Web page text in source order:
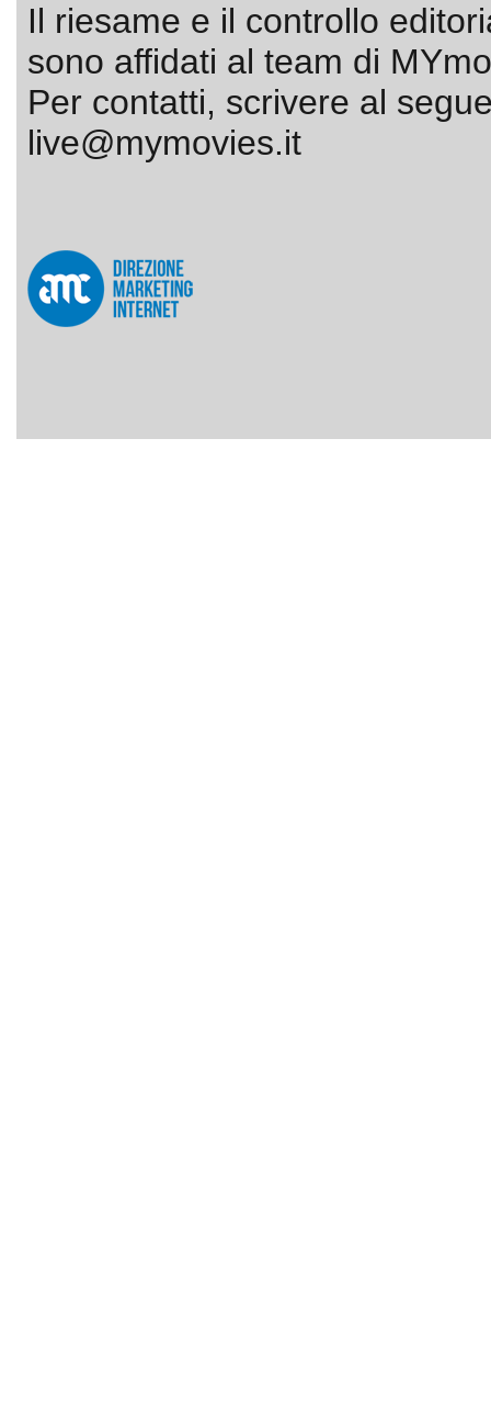
Il riesame e il controllo
sono affidati al team di
Per contatti, scrivere al
live@mymovies.it